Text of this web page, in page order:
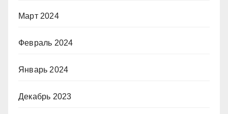
Март 2024
Февраль 2024
Январь 2024
Декабрь 2023